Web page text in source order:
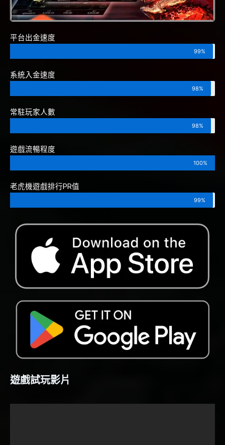
平台出金速度
99%
系統入金速度
98%
常駐玩家人數
98%
遊戲流暢程度
100%
老虎機遊戲排行PR值
99%
遊戲試玩影片